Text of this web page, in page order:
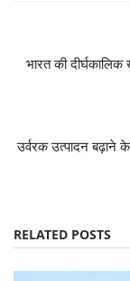
भारत की
उर्वरक उत्पादन बढ़ाने
RELATED POSTS